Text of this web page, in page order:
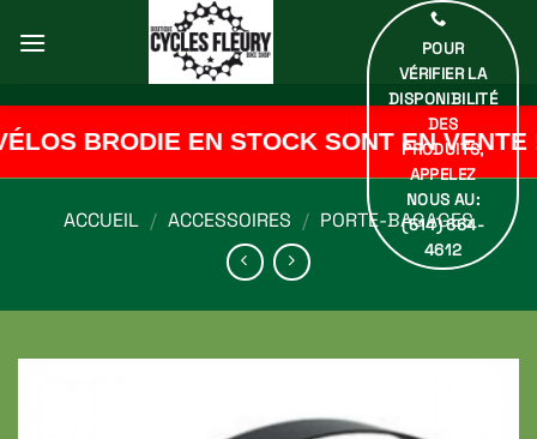
au
POUR
VÉRIFIER LA
DISPONIBILITÉ
DES
PRODUITS,
APPELEZ
NOUS AU:
(514) 664-
4612
BRODIE EN STOCK SONT EN VENTE
ACCUEIL / ACCESSOIRES / PORTE-BAGAGES